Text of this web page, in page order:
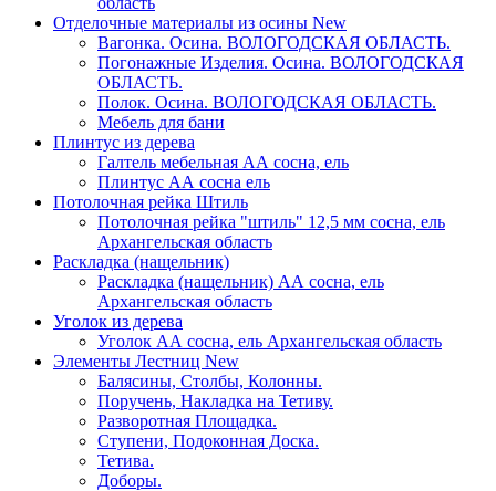
Отделочные материалы из осины New
Вагонка. Осина. ВОЛОГОДСКАЯ ОБЛАСТЬ.
Погонажные Изделия. Осина. ВОЛОГОДСКАЯ
ОБЛАСТЬ.
Полок. Осина. ВОЛОГОДСКАЯ ОБЛАСТЬ.
Мебель для бани
Плинтус из дерева
Галтель мебельная АА сосна, ель
Плинтус АА сосна ель
Потолочная рейка Штиль
Потолочная рейка "штиль" 12,5 мм сосна, ель
Архангельская область
Раскладка (нащельник)
Раскладка (нащельник) АА сосна, ель
Архангельская область
Уголок из дерева
Уголок АА сосна, ель Архангельская область
Элементы Лестниц New
Балясины, Столбы, Колонны.
Поручень, Накладка на Тетиву.
Разворотная Площадка.
Ступени, Подоконная Доска.
Тетива.
Доборы.